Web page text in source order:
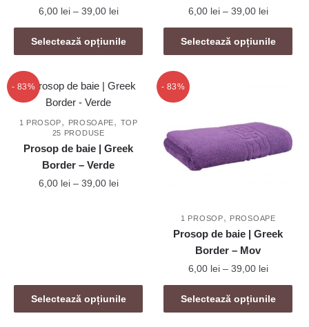
6,00 lei – 39,00 leiInterval
de
prețuri:
6,00 lei
la
Selectează opțiunile
Acest
produs
mai
multe
variații.
Opțiunile
pot
fi
alese
6,00 lei – 39,00 leiInterval
de
prețuri:
6,00 lei
Selectează opțiunile
Acest
produs
variații.
Opțiunile
pot
pagina
produsului.
- 83%
1 PROSOP, PROSOAPE, TOP
25 PRODUSE
Prosop de baie | Greek
Border – Verde
6,00 lei – 39,00 leiInterval
Selectează opțiunile
Opțiunile
- 83%
1 PROSOP, PROSOAPE
Prosop de baie | Greek
Border – Mov
6,00 lei – 39,00 leiInterval
de
prețuri:
6,00 lei
Selectează opțiunile
Acest
produs